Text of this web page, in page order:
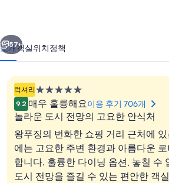
왕
푸
징
로비 라운지
57+
소개객실위치정책
럭셔리5.0
성
급
숙
박
시
설
9.2 매우 훌륭해요이용 후기 706개
놀라운 도시 전망의 고요한 안식처
왕푸징의 번화한 쇼핑 거리 근처에
에는 고요한 주변 환경과 아름다운
합니다. 훌륭한 다이닝 옵션, 놓칠 수
도시 전망을 즐길 수 있는 편안한 객